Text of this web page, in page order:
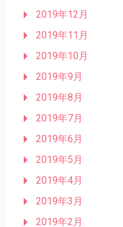
2019年12月
2019年11月
2019年10月
2019年9月
2019年8月
2019年7月
2019年6月
2019年5月
2019年4月
2019年3月
2019年2月